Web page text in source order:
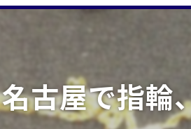
名古屋で指輪